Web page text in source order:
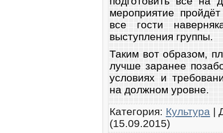
мероприятие
все гости
выступления группы.
Таким вот образом,
лучше заранее
условиях и
на должном уровне.
Категория: Культура |
(15.09.2015)